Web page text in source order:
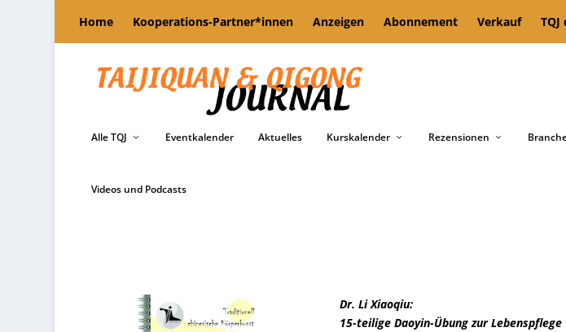
Home Kooperations-Partner*innen Anzeigen Abonnement Verkauf
Alle TQJ Eventkalender Aktuelles Kurskalender Rezensionen
Videos und Podcasts
Dr. Li Xiaoqiu:
15-teilige Daoyin-Übung zur Lebenspflege